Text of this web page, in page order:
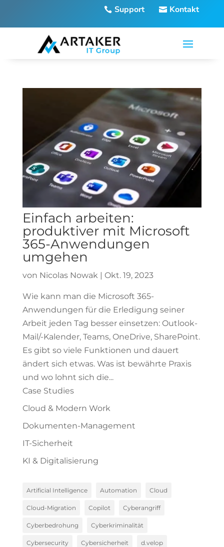
Support Kontakt
Einfach arbeiten:
produktiver mit Microsoft
365-Anwendungen
umgehen
von Nicolas Nowak | Okt. 19, 2023
Wie kann man die Microsoft 365-
Anwendungen für die Erledigung seiner
Arbeit jeden Tag besser einsetzen: Outlook-
Mail/-Kalender, Teams, OneDrive, SharePoint.
Es gibt so viele Funktionen und dauert
ändert sich etwas. Was ist bewährte Praxis
und wo lohnt sich die...
Case Studies
Cloud & Modern Work
Dokumenten-Management
IT-Sicherheit
KI & Digitalisierung
Artificial Intelligence Automation Cloud
Cloud-Migration Copilot Cyberangriff
Cyberbedrohung Cyberkriminalität
Cybersecurity Cybersicherheit d.velop